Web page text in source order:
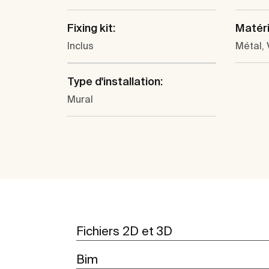
Fixing kit:
Inclus Métal,
Type d'installation:
Mural
Fichiers 2D et 3D
Bim